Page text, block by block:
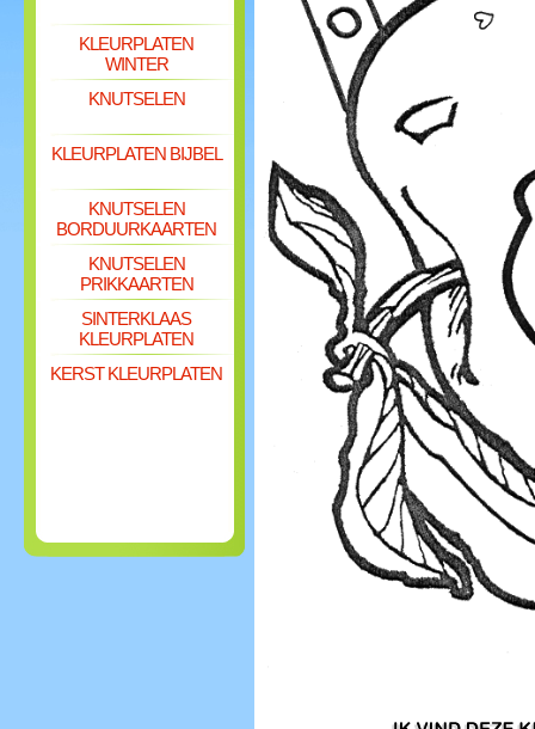
KLEURPLATEN
WINTER
KNUTSELEN
KLEURPLATEN BIJBEL
KNUTSELEN
BORDUURKAARTEN
KNUTSELEN
PRIKKAARTEN
SINTERKLAAS
KLEURPLATEN
KERST KLEURPLATEN